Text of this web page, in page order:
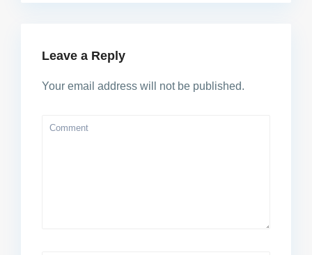
Leave a Reply
Your email address will not be published.